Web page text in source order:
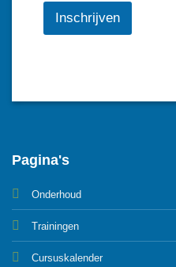
Inschrijven
Pagina's
Onderhoud
Trainingen
Cursuskalender